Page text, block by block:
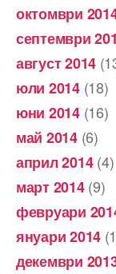
октомври
септември
август 2014
юли 2014(18)
юни 2014(16)
май 2014(6)
април 2014(4)
март 2014(9)
февруари
януари 2014
декември